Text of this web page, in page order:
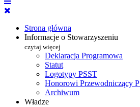
Strona główna
Informacje o Stowarzyszeniu
czytaj więcej
Deklaracja Programowa
Statut
Logotypy PSST
Honorowi Przewodniczący
Archiwum
Władze